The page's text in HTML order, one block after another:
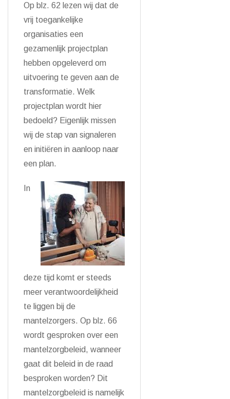
Op blz. 62 lezen wij dat de
vrij toegankelijke
organisaties een
gezamenlijk projectplan
hebben opgeleverd om
uitvoering te geven aan de
transformatie. Welk
projectplan wordt hier
bedoeld? Eigenlijk missen
wij de stap van signaleren
en initiëren in aanloop naar
een plan.
In
deze tijd komt er steeds
meer verantwoordelijkheid
te liggen bij de
mantelzorgers. Op blz. 66
wordt gesproken over een
mantelzorgbeleid, wanneer
gaat dit beleid in de raad
besproken worden? Dit
mantelzorgbeleid is namelijk